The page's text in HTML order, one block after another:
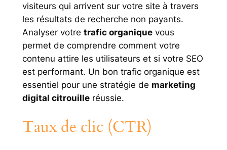
visiteurs qui arrivent sur votre site à travers
les résultats de recherche non payants.
Analyser votre trafic organiquevous
permet de comprendre comment votre
contenu attire les utilisateurs et si votre SEO
est performant. Un bon trafic organique est
essentiel pour une stratégie de marketing
digital citrouilleréussie.
Taux de clic (CTR)